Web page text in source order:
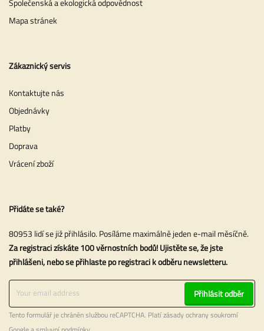
Společenská a ekologická odpovědnost
Mapa stránek
Zákaznický servis
Kontaktujte nás
Objednávky
Platby
Doprava
Vrácení zboží
Přidáte se také?
80953 lidí se již přihlásilo. Posíláme maximálně jeden e-mail měsíčně.
Za registraci získáte 100 věrnostních bodů! Ujistěte se, že jste
přihlášeni, nebo se přihlaste po registraci k odběru newsletteru.
Přihlásit odběr
Tento formulář je chráněn službou reCAPTCHA. Platízásady ochrany soukromí